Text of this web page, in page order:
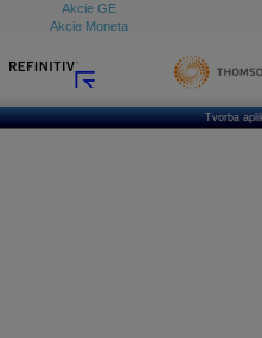
Akcie GE
Akcie Moneta
Tvorba